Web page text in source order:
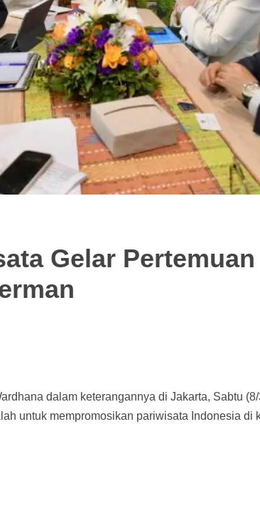
Gelar
dalam keterangannya di Jakarta, Sabtu
untuk mempromosikan pariwisata Indonesia di